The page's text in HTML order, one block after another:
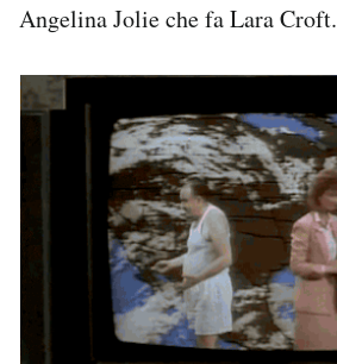
Esci
Angelina Jolie che fa Lara Croft.